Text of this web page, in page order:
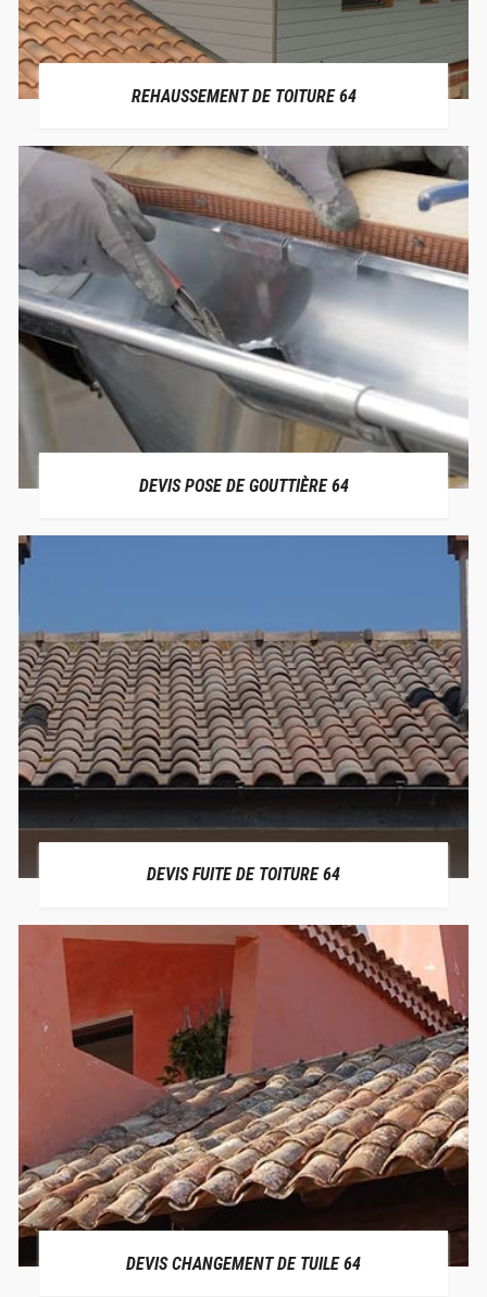
REHAUSSEMENT DE TOITURE 64
DEVIS POSE DE GOUTTIÈRE 64
DEVIS FUITE DE TOITURE 64
DEVIS CHANGEMENT DE TUILE 64